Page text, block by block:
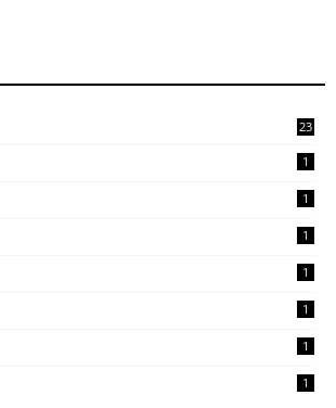
23
1
1
1
1
1
1
1